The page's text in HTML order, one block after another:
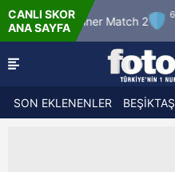
CANLI SKOR
ANA SAYFA
Winner Match 2
6.8.2026 - Per
22:00
SON EKLENENLER BEŞİKTAŞ